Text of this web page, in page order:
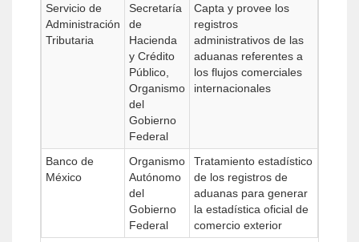
Servicio de
Administración
Tributaria
Secretaría
de
Hacienda
y Crédito
Público,
Organismo
del
Gobierno
Federal
Capta y provee los
registros
administrativos de las
aduanas referentes a
los flujos comerciales
internacionales
Banco de
México
Organismo
Autónomo
del
Gobierno
Federal
Tratamiento estadístico
de los registros de
aduanas para generar
la estadística oficial de
comercio exterior